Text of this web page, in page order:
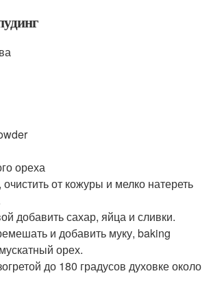
ореха
от кожуры и мелко натереть
добавить сахар, яйца и сливки.
и добавить муку, baking
орех.
до 180 градусов духовке около